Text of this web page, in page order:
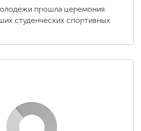
прошла церемония
студенческих спортивных